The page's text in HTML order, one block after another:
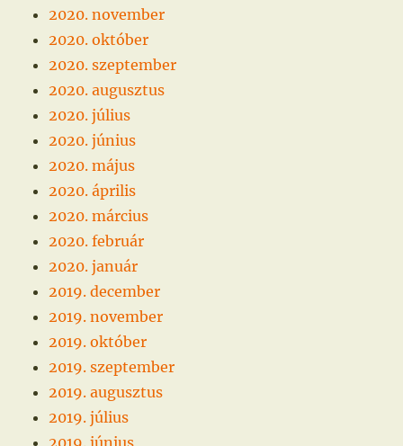
2020. november
2020. október
2020. szeptember
2020. augusztus
2020. július
2020. június
2020. május
2020. április
2020. március
2020. február
2020. január
2019. december
2019. november
2019. október
2019. szeptember
2019. augusztus
2019. július